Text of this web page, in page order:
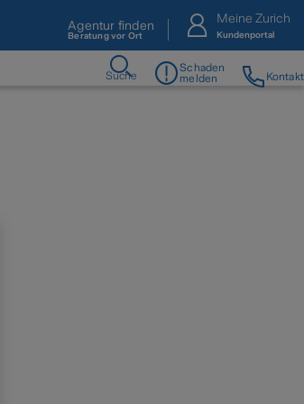
Agentur finden
Beratung vor Ort
Meine Zurich
Kundenportal
Suche
Schaden
melden
Kontakt